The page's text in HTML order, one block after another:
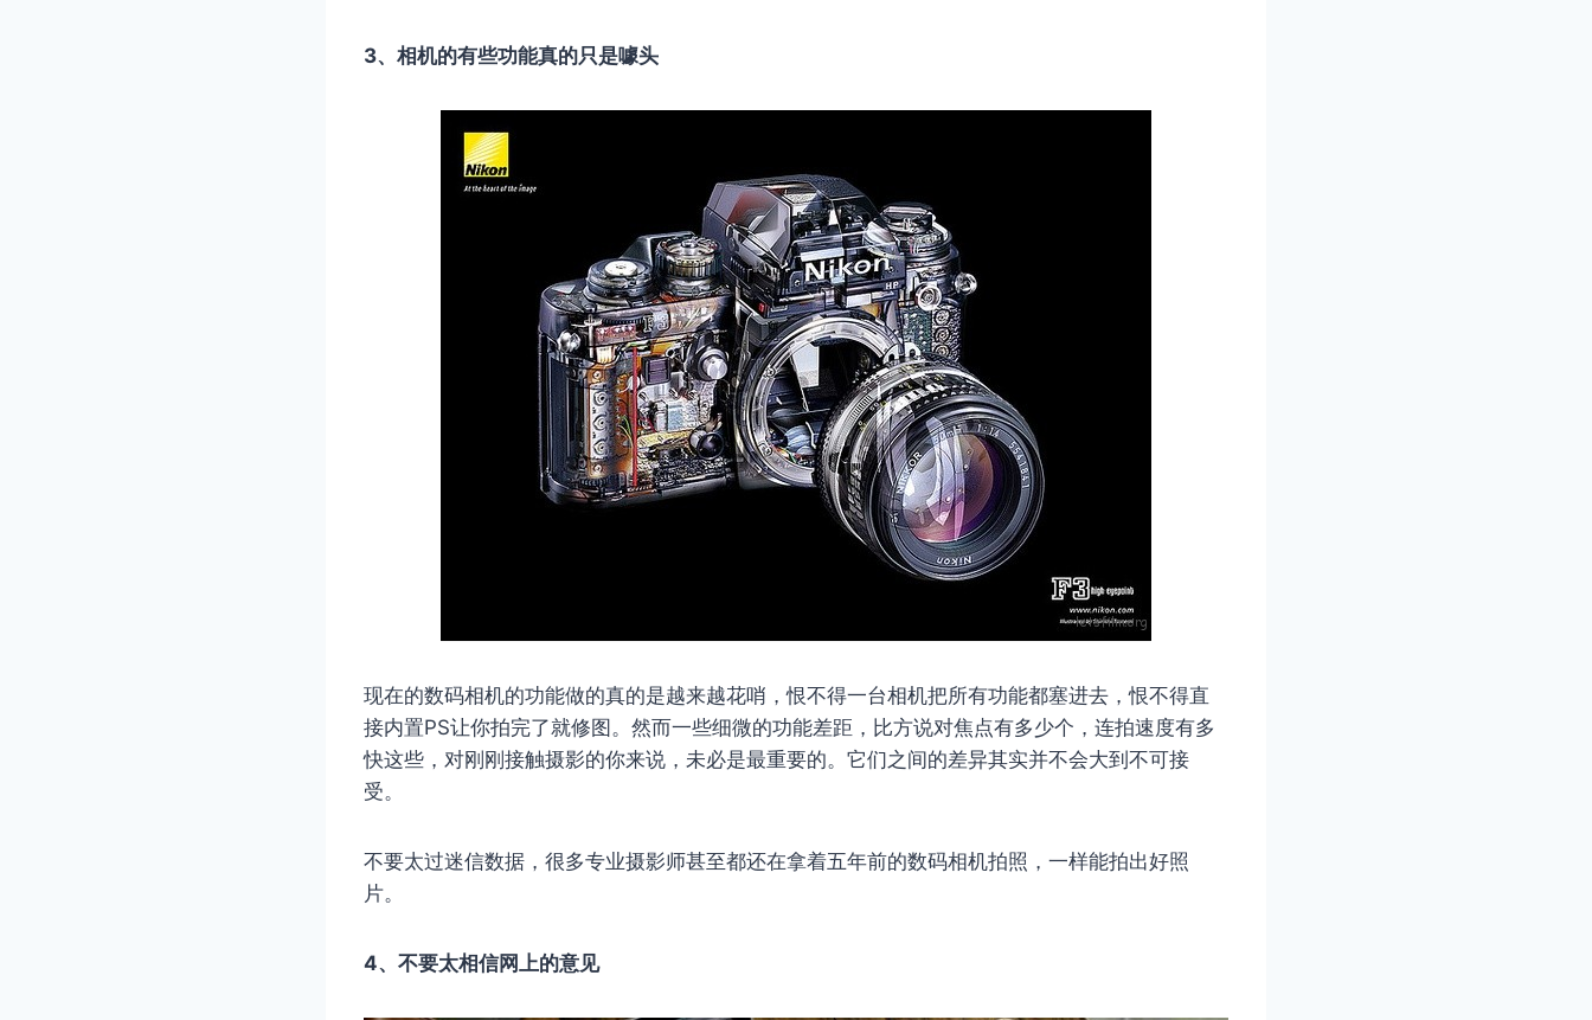
3、相机的有些功能真的只是噱头
现在的数码相机的功能做的真的是越来越花哨，恨不得一台相机把所有功能都塞进去，恨不得直
接内置PS让你拍完了就修图。然而一些细微的功能差距，比方说对焦点有多少个，连拍速度有多
快这些，对刚刚接触摄影的你来说，未必是最重要的。它们之间的差异其实并不会大到不可接
受。
不要太过迷信数据，很多专业摄影师甚至都还在拿着五年前的数码相机拍照，一样能拍出好照
片。
4、不要太相信网上的意见